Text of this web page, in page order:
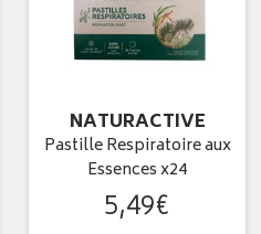
NATURACTIVE
Pastille Respiratoire aux
Essences x24
5,49€